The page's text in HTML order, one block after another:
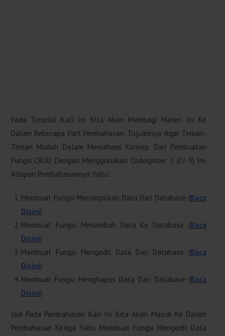
Pada Tutorial Kali Ini Kita Akan Membagi Materi Ini Ke
Dalam Beberapa Part Pembahasan. Tujuannya Agar Teman-
Teman Mudah Dalam Memahami Konsep Dari Pembuatan
Fungsi CRUD Dengan Menggunakan Codeigniter 3 (CI-3) Ini.
Adapun Pembahasannya Yaitu:
Membuat Fungsi Menampilkan Data Dari Database (Baca
Disini)
Membuat Fungsi Menambah Data Ke Database (Baca
Disini)
Membuat Fungsi Mengedit Data Dari Database (Baca
Disini)
Membuat Fungsi Menghapus Data Dari Database (Baca
Disini)
Jadi Pada Pembahasan Kali Ini Kita Akan Masuk Ke Dalam
Pembahasan Ketiga Yaitu Membuat Fungsi Mengedit Data